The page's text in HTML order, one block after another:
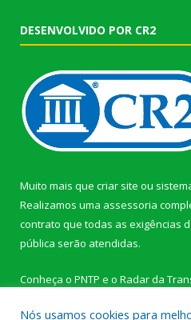
DESENVOLVIDO POR CR2
Muito mais que criar site ou
Realizamos uma assessoria
contrato que todas as exigências
pública serão atendidas.
Conheça o PNTP e o Radar da
Nós usamos cookies para